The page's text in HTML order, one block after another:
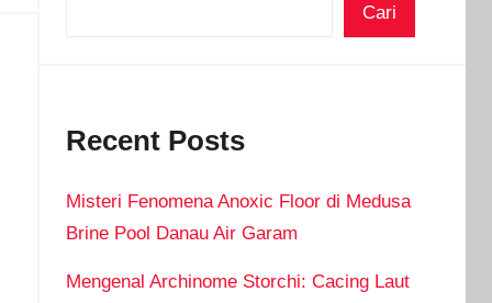
Cari
Recent Posts
Misteri Fenomena Anoxic Floor di Medusa
Brine Pool Danau Air Garam
Mengenal Archinome Storchi: Cacing Laut